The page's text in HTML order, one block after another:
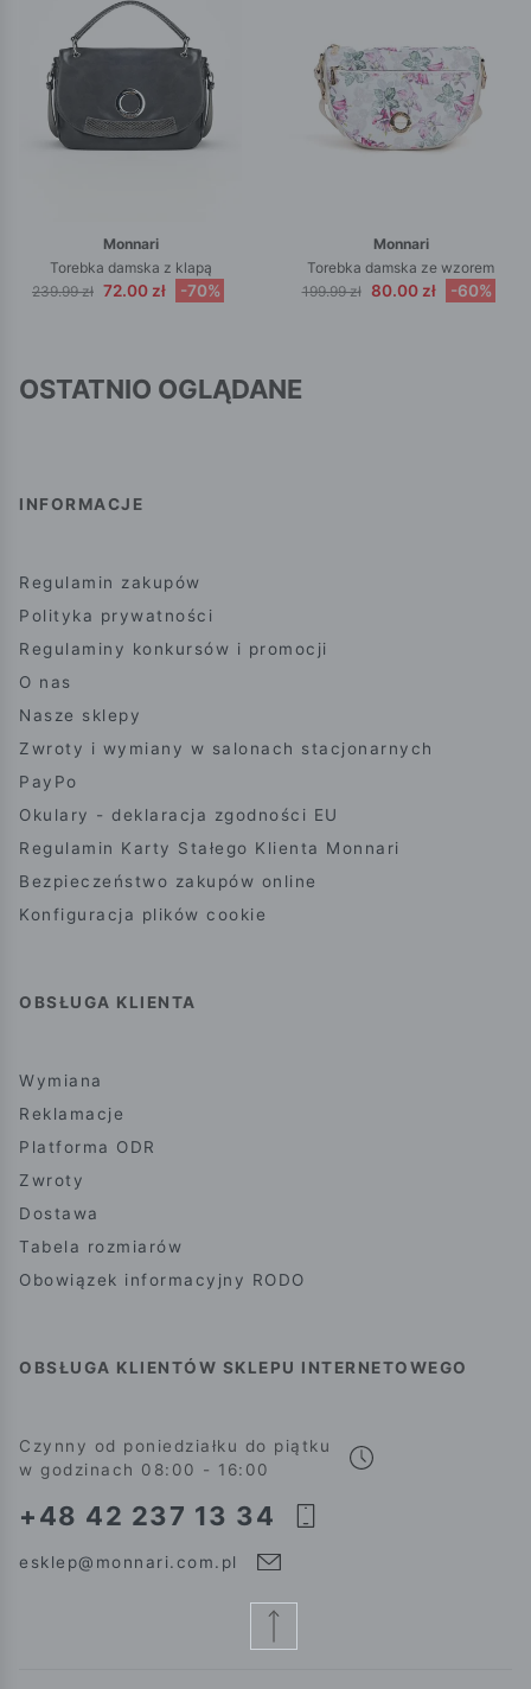
Monnari
Torebka damska z klapą
239.99 zł 72.00 zł -70%
Monnari
Torebka damska ze wzorem
199.99 zł 80.00 zł -60%
OSTATNIO OGLĄDANE
INFORMACJE
Regulamin zakupów
Polityka prywatności
Regulaminy konkursów i promocji
O nas
Nasze sklepy
Zwroty i wymiany w salonach stacjonarnych
PayPo
Okulary - deklaracja zgodności EU
Regulamin Karty Stałego Klienta Monnari
Bezpieczeństwo zakupów online
Konfiguracja plików cookie
OBSŁUGA KLIENTA
Wymiana
Reklamacje
Platforma ODR
Zwroty
Dostawa
Tabela rozmiarów
Obowiązek informacyjny RODO
OBSŁUGA KLIENTÓW SKLEPU INTERNETOWEGO
Czynny od poniedziałku do piątku
w godzinach 08:00 - 16:00
+48 42 237 13 34
esklep@monnari.com.pl